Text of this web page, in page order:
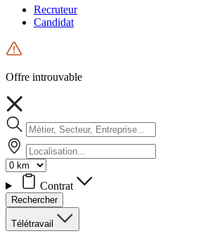
Recruteur
Candidat
Offre introuvable
Contrat
Rechercher
Télétravail